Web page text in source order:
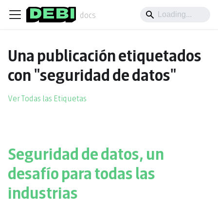
docs
Una publicación etiquetados
con "seguridad de datos"
Ver Todas las Etiquetas
Seguridad de datos, un
desafío para todas las
industrias